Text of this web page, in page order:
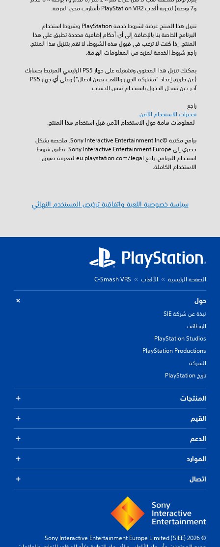
و7 بوصة) لتجربة ألعاب PlayStation VR2 بأسلوب مدى الغرفة.
راجع شروط الخدمة لمزيد من المعلومات الهامة.
آخر حين تسجل الدخول باستخدام نفس الحساب.
راجع
تحذيرات الاستخدام الآمن
الاستخدام الكاملة.
سياسة خصوصية اللعبة واتفاقية ترخيص المستخدم النهائي
الصفحة الرئيسية الألعاب C-Smash VRS
حول
نبذة عن شركة SIE
الوظائف
PlayStation Studios
PlayStation Productions
الشركة
تاريخ PlayStation
المنتجات
القيم
الدعم
الموارد
اتصال
© 2026 Sony Interactive Entertainment Europe Limited (SIEE)